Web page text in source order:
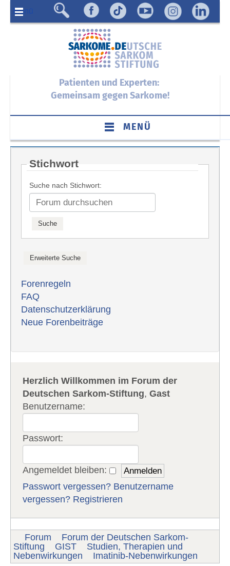
Menü
Patienten und Experten:
Gemeinsam gegen Sarkome!
MENÜ
Stichwort
Suche nach Stichwort:
Forenregeln
FAQ
Datenschutzerklärung
Neue Forenbeiträge
Herzlich Willkommen im Forum der
Deutschen Sarkom-Stiftung,Gast
Benutzername:
Passwort:
Angemeldet bleiben:
Passwort vergessen? Benutzername
vergessen? Registrieren
Forum
Forum der Deutschen Sarkom-
Stiftung
GIST
Studien, Therapien und
Nebenwirkungen
Imatinib-Nebenwirkungen